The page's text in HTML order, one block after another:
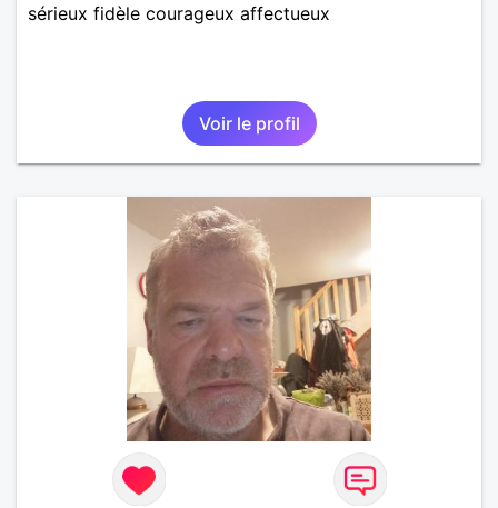
sérieux fidèle courageux affectueux
Voir le profil